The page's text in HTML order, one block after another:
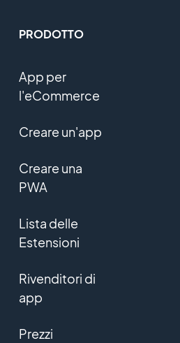
PRODOTTO
App per
l'eCommerce
Creare un'app
Creare una
PWA
Lista delle
Estensioni
Rivenditori di
app
Prezzi